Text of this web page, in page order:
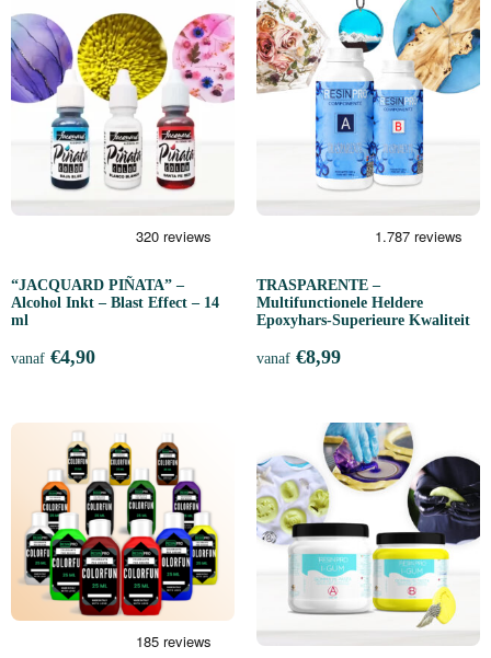
“JACQUARD PIÑATA” –
Alcohol Inkt – Blast Effect – 14
ml
vanaf €4,90
TRASPARENTE –
Multifunctionele Heldere
Epoxyhars-Superieure Kwaliteit
vanaf €8,99